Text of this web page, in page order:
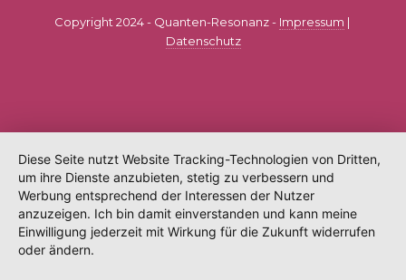
Copyright 2024 - Quanten-Resonanz - Impressum |
Datenschutz
Diese Seite nutzt Website Tracking-Technologien von Dritten,
um ihre Dienste anzubieten, stetig zu verbessern und
Werbung entsprechend der Interessen der Nutzer
anzuzeigen. Ich bin damit einverstanden und kann meine
Einwilligung jederzeit mit Wirkung für die Zukunft widerrufen
oder ändern.